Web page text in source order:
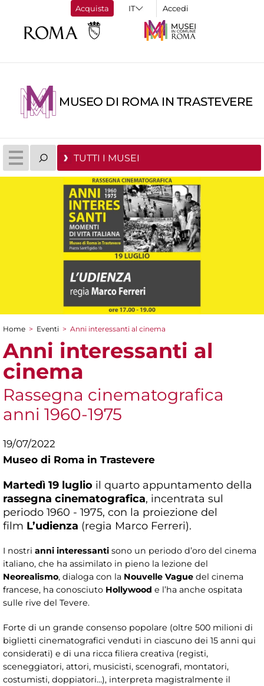
Acquista Accedi
MUSEO DI ROMA IN TRASTEVERE
TUTTI I MUSEI
Tu sei qui
Home > Eventi > Anni interessanti al cinema
Anni interessanti al
cinema
Rassegna cinematografica
anni 1960-1975
19/07/2022
Museo di Roma in Trastevere
Martedì 19 luglio il quarto appuntamento della
rassegna cinematografica, incentrata sul
periodo 1960 - 1975, con la proiezione del
film L’udienza (regia Marco Ferreri).
I nostri anni interessanti sono un periodo d’oro del cinema
italiano, che ha assimilato in pieno la lezione del
Neorealismo, dialoga con la Nouvelle Vague del cinema
francese, ha conosciuto Hollywood e l’ha anche ospitata
sulle rive del Tevere.
Forte di un grande consenso popolare (oltre 500 milioni di
biglietti cinematografici venduti in ciascuno dei 15 anni qui
considerati) e di una ricca filiera creativa (registi,
sceneggiatori, attori, musicisti, scenografi, montatori,
costumisti, doppiatori…), interpreta magistralmente il